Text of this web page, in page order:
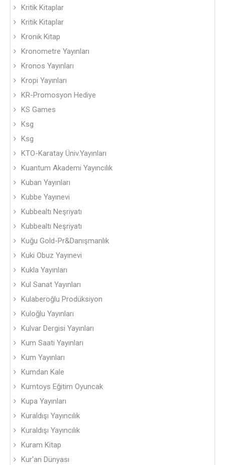
Kritik Kitaplar
Kritik Kitaplar
Kronik Kitap
Kronometre Yayınları
Kronos Yayınları
Kropi Yayınları
KR-Promosyon Hediye
KS Games
Ksg
Ksg
KTO-Karatay Üniv.Yayınları
Kuantum Akademi Yayıncılık
Kuban Yayınları
Kubbe Yayınevi
Kubbealtı Neşriyatı
Kubbealtı Neşriyatı
Kuğu Gold-Pr&Danışmanlık
Kuki Obuz Yayınevi
Kukla Yayınları
Kul Sanat Yayınları
Kulaberoğlu Prodüksiyon
Kuloğlu Yayınları
Kulvar Dergisi Yayınları
Kum Saati Yayınları
Kum Yayınları
Kumdan Kale
Kumtoys Eğitim Oyuncak
Kupa Yayınları
Kuraldışı Yayıncılık
Kuraldışı Yayıncılık
Kuram Kitap
Kur'an Dünyası